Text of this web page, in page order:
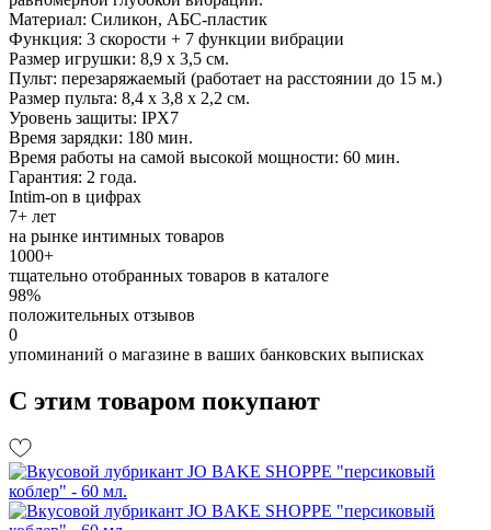
Материал: Силикон, АБС-пластик
Функция: 3 скорости + 7 функции вибрации
Размер игрушки: 8,9 х 3,5 см.
Пульт: перезаряжаемый (работает на расстоянии до 15 м.)
Размер пульта: 8,4 х 3,8 х 2,2 см.
Уровень защиты: IPX7
Время зарядки: 180 мин.
Время работы на самой высокой мощности: 60 мин.
Гарантия: 2 года.
Intim-on в цифрах
7+ лет
на рынке интимных товаров
1000+
тщательно отобранных товаров в каталоге
98%
положительных отзывов
0
упоминаний о магазине в ваших банковских выписках
С этим товаром покупают